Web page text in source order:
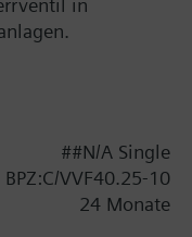
in
##N/A Single
BPZ:C/VVF40.25-10
24 Monate